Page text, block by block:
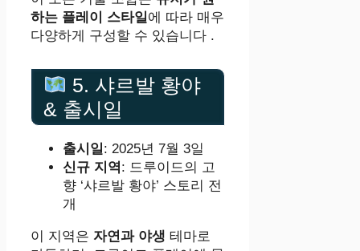
하는 플레이 스타일에 따라 매우
다양하게 구성할 수 있습니다 .
5. 샤르발 황야
& 출시일
출시일 : 2025년 7월 3일
신규 지역: 드루이드의 고
향 ‘샤르발 황야’ 스토리 전
개
이 지역은 자연과 야생 테마로